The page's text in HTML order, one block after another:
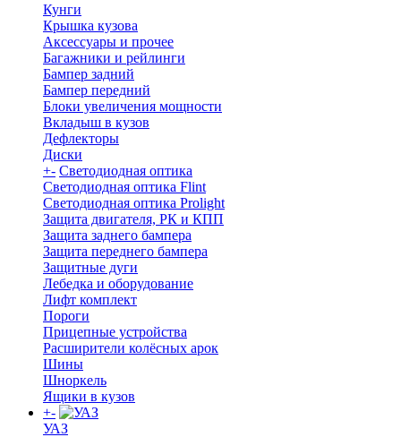
Кунги
Крышка кузова
Аксессуары и прочее
Багажники и рейлинги
Бампер задний
Бампер передний
Блоки увеличения мощности
Вкладыш в кузов
Дефлекторы
Диски
+- Светодиодная оптика
Светодиодная оптика Flint
Светодиодная оптика Prolight
Защита двигателя, РК и КПП
Защита заднего бампера
Защита переднего бампера
Защитные дуги
Лебедка и оборудование
Лифт комплект
Пороги
Прицепные устройства
Расширители колёсных арок
Шины
Шноркель
Ящики в кузов
+-
УАЗ